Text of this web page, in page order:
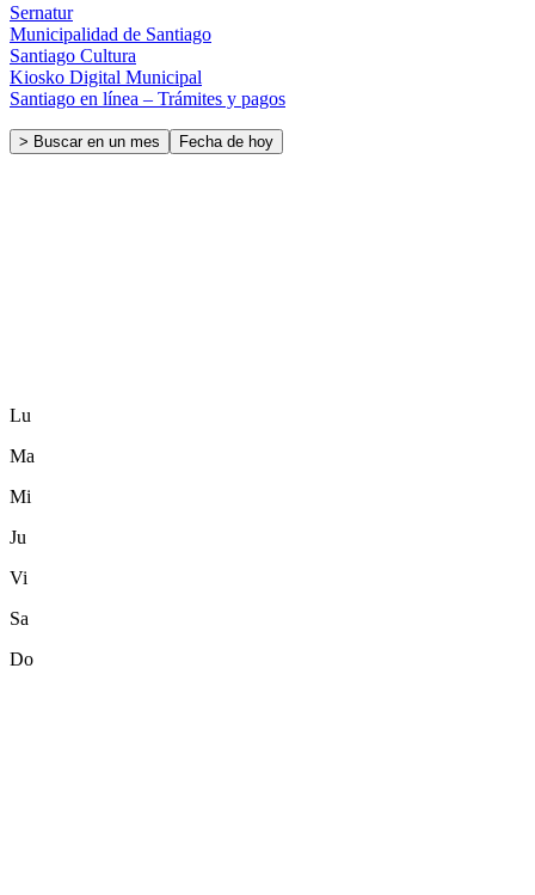
Sernatur
Municipalidad de Santiago
Santiago Cultura
Kiosko Digital Municipal
Santiago en línea – Trámites y pagos
> Buscar en un mes Fecha de hoy
Lu
Ma
Mi
Ju
Vi
Sa
Do